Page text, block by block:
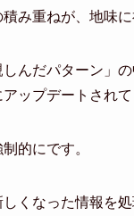
み重ねが、地味
しんだパターン」
ップデートされて
的にです。
くなった情報を